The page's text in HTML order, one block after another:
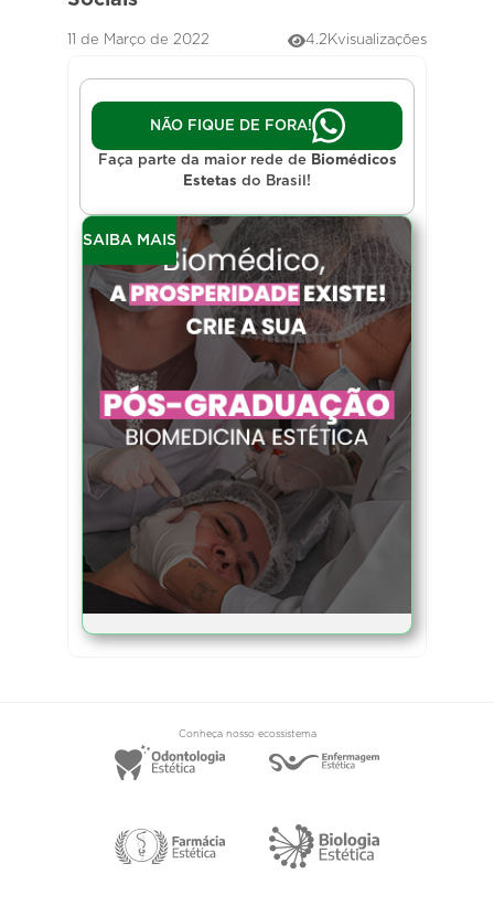
11 de Março de 2022 4.2Kvisualizações
NÃO FIQUE DE FORA!
Faça parte da maior rede de Biomédicos
Estetas do Brasil!
SAIBA MAIS
Conheça nosso ecossistema